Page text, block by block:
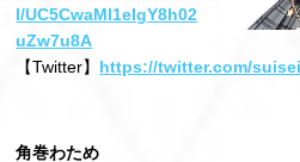
l/UC5CwaMl1eIgY8h02
uZw7u8A
【Twitter】 https://twitter.com/
⾓巻わため